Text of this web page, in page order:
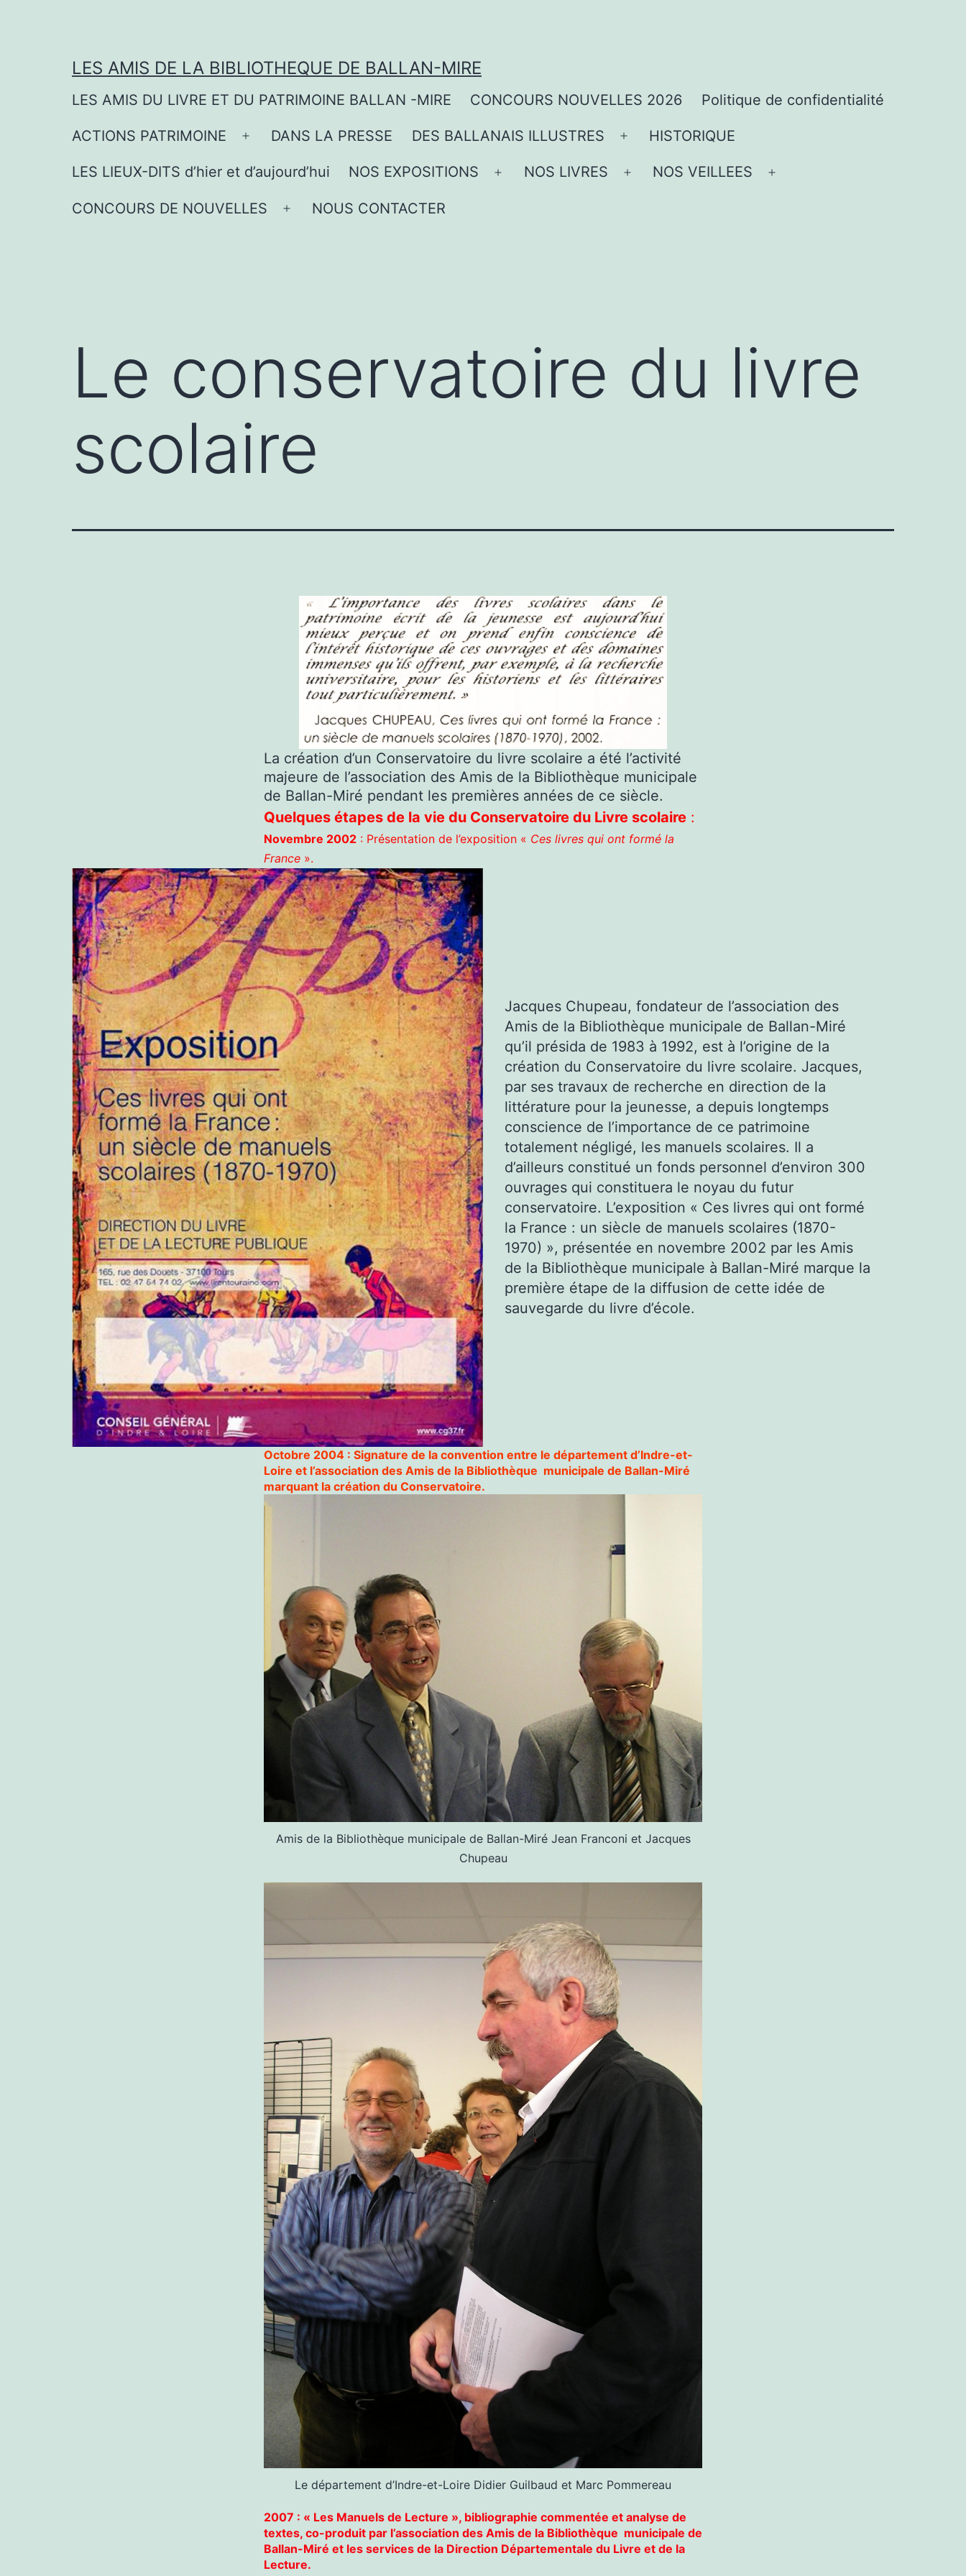
LES AMIS DE LA BIBLIOTHEQUE DE BALLAN-MIRE
LES AMIS DU LIVRE ET DU PATRIMOINE BALLAN -MIRE CONCOURS NOUVELLES 2026 Politique de confidentialité
ACTIONS PATRIMOINE
Ouvrir
le
DANS LA PRESSE DES BALLANAIS ILLUSTRES
Ouvrir
le
HISTORIQUE
LES LIEUX-DITS d’hier et d’aujourd’hui NOS EXPOSITIONS
Ouvrir
NOS LIVRES
Ouvrir
NOS VEILLEES
CONCOURS DE NOUVELLES
Ouvrir
NOUS CONTACTER
Le conservatoire du livre
scolaire
La création d’un Conservatoire du livre scolaire a été l’activité
majeure de l’association des Amis de la Bibliothèque municipale
de Ballan-Miré pendant les premières années de ce siècle.
Quelques étapes de la vie du Conservatoire du Livre scolaire :
Novembre 2002 : Présentation de l’exposition « Ces livres qui ont formé la
France ».
Jacques Chupeau, fondateur de l’association des
Amis de la Bibliothèque municipale de Ballan-Miré
qu’il présida de 1983 à 1992, est à l’origine de la
création du Conservatoire du livre scolaire. Jacques,
par ses travaux de recherche en direction de la
littérature pour la jeunesse, a depuis longtemps
conscience de l’importance de ce patrimoine
totalement négligé, les manuels scolaires. Il a
d’ailleurs constitué un fonds personnel d’environ 300
ouvrages qui constituera le noyau du futur
conservatoire. L’exposition « Ces livres qui ont formé
la France : un siècle de manuels scolaires (1870-
1970) », présentée en novembre 2002 par les Amis
de la Bibliothèque municipale à Ballan-Miré marque la
première étape de la diffusion de cette idée de
sauvegarde du livre d’école.
Octobre 2004 : Signature de la convention entre le département d’Indre-et-
Loire et l’association des Amis de la Bibliothèque municipale de Ballan-Miré
marquant la création du Conservatoire.
Amis de la Bibliothèque municipale de Ballan-Miré Jean Franconi et Jacques
Chupeau
Le département d’Indre-et-Loire Didier Guilbaud et Marc Pommereau
2007 : « Les Manuels de Lecture », bibliographie commentée et analyse de
textes, co-produit par l’association des Amis de la Bibliothèque municipale de
Ballan-Miré et les services de la Direction Départementale du Livre et de la
Lecture.